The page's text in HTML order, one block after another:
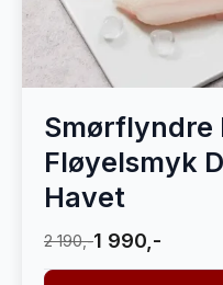
Smørflyndre
Fløyelsmyk
Havet
2 190,-1 990,-